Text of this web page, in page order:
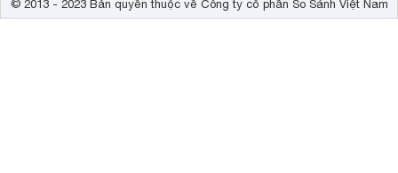
© 2013 - 2023 Bản quyền thuộc về Công ty cổ phần So Sánh Việt Nam